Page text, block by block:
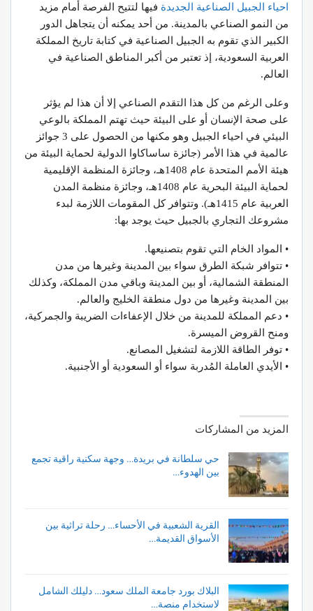
احياء الجبيل الصناعية الجديدة فيها لتتيح الفرصة أمام مزيد
من النمو الصناعي بالمدينة. من أحد يمكنه أن يتجاهل الدور
الكبير الذي تقوم به الجبيل الصناعية في كتابة تاريخ المملكة
العربية السعودية، إذ تعتبر من أكبر المناطق الصناعية في
العالم.
وعلى الرغم من كل هذا التقدم الصناعي إلا أن هذا لم يؤثر
على صحة الإنسان أو على البيئة حيث تهتم المملكة بالوعي
البيئي في احياء الجبيل وهو مكنها من الحصول على 3 جوائز
عالمية في هذا الأمر (جائزة ساساكاوا الدولية لحماية البيئة من
هيئة الأمم المتحدة عام 1408هـ، وجائزة المنظمة الإقليمية
لحماية البيئة البحرية عام 1408هـ، وجائزة منظمة المدن
العربية عام 1415هـ). وتتوافر كل المقومات اللازمة لبدء
مشروعك التجاري بالجبيل حيث يوجد بها:
• المواد الخام التي تقوم بتصنيعها.
• تتوافر شبكة الطرق سواء بين المدينة وغيرها من مدن
المنطقة الشمالية، أو بين المدينة وباقي مدن المملكة، وكذلك
بين المدينة وغيرها من دول منطقة الخليج والعالم.
• دعم المملكة للمدينة من خلال الإعفاءات الضريبة والجمركية،
ومنح القروض الميسرة.
• توفر الطاقة اللازمة لتشغيل المصانع.
• الأيدي العاملة المُدربة سواء أو السعودية أو الأجنبية.
المزيد من المشاركات
حي سلطانة في بريدة… وجهة سكنية راقية تجمع
بين الهدوء…
القرية الشعبية في الأحساء… رحلة تراثية بين
الأسواق القديمة…
البلاك بورد جامعة الملك سعود… دليلك الشامل
لاستخدام منصة…